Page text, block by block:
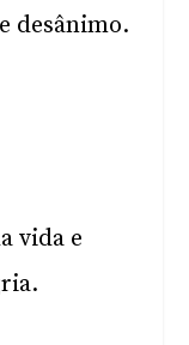
desânimo.
vida e